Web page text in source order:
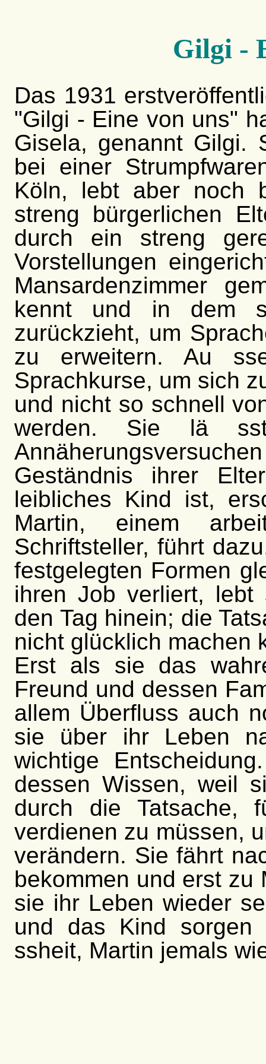
Gilgi -
Das 1931
"Gilgi - Eine von uns"
Gisela, genannt Gilgi.
bei einer
Köln, lebt aber noch
streng bürgerlichen
durch ein streng
Vorstellungen
Mansardenzimmer
kennt und in dem
zurückzieht, um
zu erweitern. Au
Sprachkurse, um sich
und nicht so schnell
werden. Sie lä
Geständnis ihrer
leibliches Kind ist,
Martin, einem
Schriftsteller, führt
festgelegten Formen
ihren Job verliert, lebt
den Tag hinein; die
nicht glücklich machen
Erst als sie das
Freund und dessen
allem Überfluss auch
sie über ihr Leben
wichtige
dessen Wissen, weil
durch die Tatsache,
verdienen zu müssen,
verändern. Sie fährt
bekommen und erst zu
sie ihr Leben wieder
und das Kind
ssheit, Martin jemals